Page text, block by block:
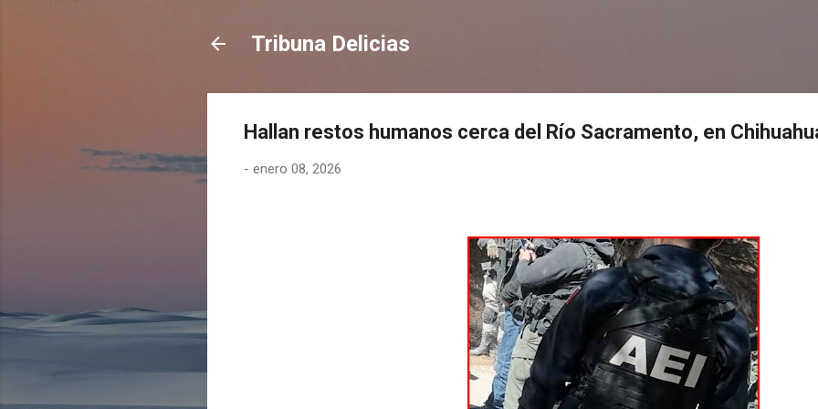
Tribuna Delicias
Hallan restos humanos cerca del Río Sacramento, en
- enero 08, 2026